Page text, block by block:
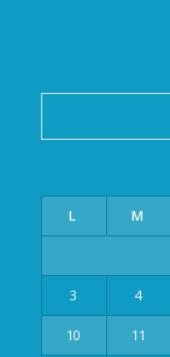
L M
3 4
10 11